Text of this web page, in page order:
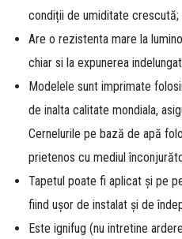
condiții de umiditate crescută;
Are o rezistenta mare la
chiar si la expunerea
Modelele sunt imprimate
de inalta calitate mondiala,
Cernelurile pe bază de apă
prietenos cu mediul
Tapetul poate fi aplicat și pe
fiind ușor de instalat și de
Este ignifug (nu intretine